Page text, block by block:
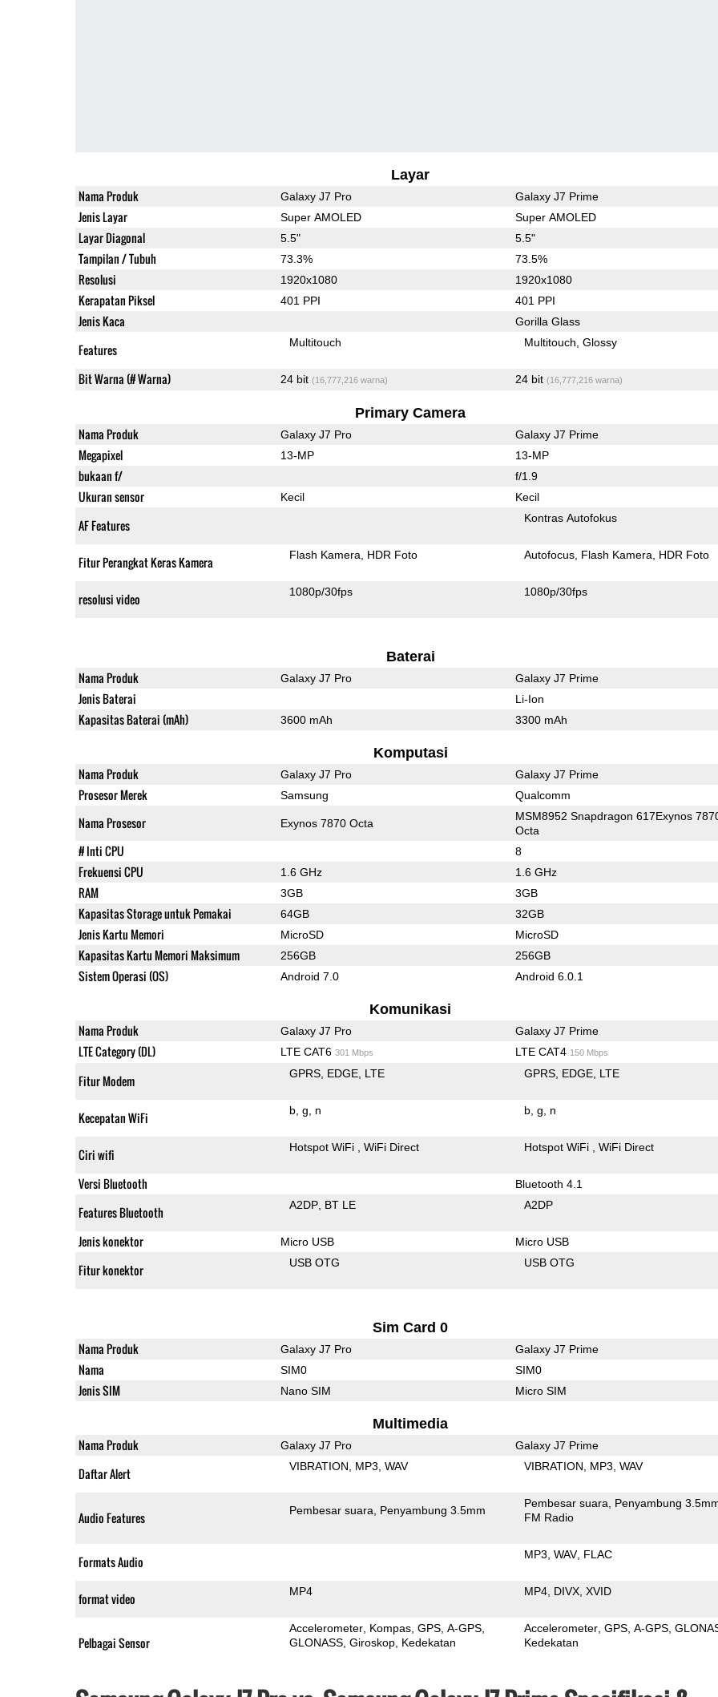
Layar
Nama Produk Galaxy J7 Pro Galaxy J7 Prime
Jenis Layar Super AMOLED Super AMOLED
Layar Diagonal 5.5" 5.5"
Tampilan / Tubuh 73.3% 73.5%
Resolusi 1920x1080 1920x1080
Kerapatan Piksel 401 PPI 401 PPI
Jenis Kaca Gorilla Glass
Features Multitouch Multitouch Glossy
Bit Warna (# Warna) 24 bit (16,777,216 warna) 24 bit (16,777,216 warna)
Primary Camera
Nama Produk Galaxy J7 Pro Galaxy J7 Prime
Megapixel 13-MP 13-MP
bukaan f/ f/1.9
Ukuran sensor Kecil Kecil
AF Features Kontras Autofokus
Fitur Perangkat Keras Kamera Flash Kamera HDR Foto Autofocus Flash Kamera HDR Foto
resolusi video 1080p/30fps 1080p/30fps
Baterai
Nama Produk Galaxy J7 Pro Galaxy J7 Prime
Jenis Baterai Li-Ion
Kapasitas Baterai (mAh) 3600 mAh 3300 mAh
Komputasi
Nama Produk Galaxy J7 Pro Galaxy J7 Prime
Prosesor Merek Samsung Qualcomm
Nama Prosesor Exynos 7870 Octa
MSM8952 Snapdragon 617Exynos
Octa
# Inti CPU 8
Frekuensi CPU 1.6 GHz 1.6 GHz
RAM 3GB 3GB
Kapasitas Storage untuk Pemakai 64GB 32GB
Jenis Kartu Memori MicroSD MicroSD
Kapasitas Kartu Memori Maksimum 256GB 256GB
Sistem Operasi (OS) Android 7.0 Android 6.0.1
Komunikasi
Nama Produk Galaxy J7 Pro Galaxy J7 Prime
LTE Category (DL) LTE CAT6 301 Mbps LTE CAT4 150 Mbps
Fitur Modem GPRS EDGE LTE GPRS EDGE LTE
Kecepatan WiFi b g n b g n
Ciri wifi Hotspot WiFi WiFi Direct Hotspot WiFi WiFi Direct
Versi Bluetooth Bluetooth 4.1
Features Bluetooth A2DP BT LE A2DP
Jenis konektor Micro USB Micro USB
Fitur konektor USB OTG USB OTG
Sim Card 0
Nama Produk Galaxy J7 Pro Galaxy J7 Prime
Nama SIM0 SIM0
Jenis SIM Nano SIM Micro SIM
Multimedia
Nama Produk Galaxy J7 Pro Galaxy J7 Prime
Daftar Alert VIBRATION MP3 WAV VIBRATION MP3 WAV
Audio Features Pembesar suara Penyambung 3.5mm
Pembesar suara
Penyambung
FM Radio
Formats Audio MP3 WAV FLAC
format video MP4 MP4 DIVX XVID
Pelbagai Sensor
Accelerometer Kompas GPS A-GPS
GLONASS Giroskop Kedekatan
Accelerometer GPS A-GPS
Kedekatan